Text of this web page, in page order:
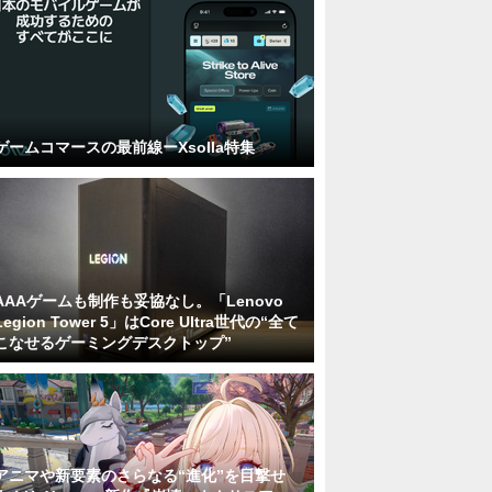
ームコマースの最前線ーXsolla特集
ゲームも制作も妥協なし。「Lenovo
Tower 5」はCore Ultra世代の“全て
なせるゲーミングデスクトップ”
ニマや新要素のさらなる“進化”を目撃せ